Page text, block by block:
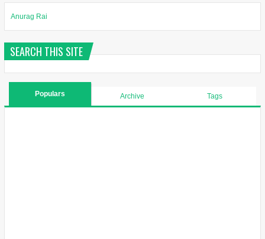
Anurag Rai
SEARCH THIS SITE
Populars Archive Tags